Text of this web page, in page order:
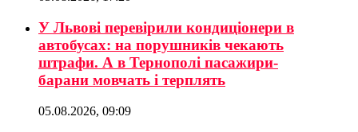
У Львові перевірили кондиціонери в
автобусах: на порушників чекають
штрафи. А в Тернополі пасажири-
барани мовчать і терплять
05.08.2026, 09:09